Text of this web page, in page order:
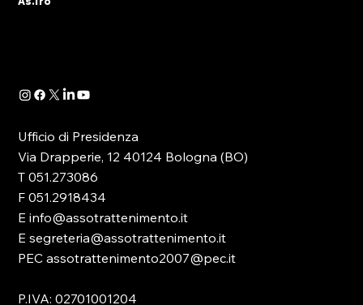
Determinazione Direttoriale di ADM, con la
Ufficio di Presidenza
Via Drapperie, 12 40124 Bologna (BO)
T 051.273086
F 051.2918434
E info@assotrattenimento.it
E segreteria@assotrattenimento.it
PEC assotrattenimento2007@pec.it
P.IVA: 02701001204